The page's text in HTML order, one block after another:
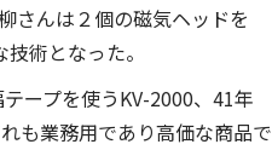
さんは２個の磁気ヘッドを
術となった。
ープを使うKV-2000、41年
も業務用であり高価な商品で